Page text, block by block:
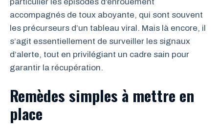
accompagnés de toux aboyante, qui sont souvent
les précurseurs d’un tableau viral. Mais là encore, il
s’agit essentiellement de surveiller les signaux
d’alerte, tout en privilégiant un cadre sain pour
garantir la récupération.
Remèdes simples à mettre en
place